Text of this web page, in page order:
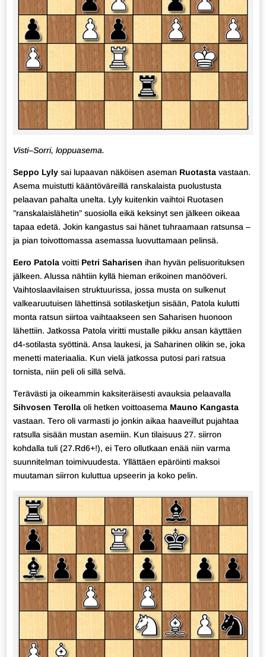
Visti–Sorri, loppuasema.
Seppo Lyly sai lupaavan näköisen aseman Ruotasta vastaan.
Asema muistutti kääntöväreillä ranskalaista puolustusta
pelaavan pahalta unelta. Lyly kuitenkin vaihtoi Ruotasen
”ranskalaislähetin” suosiolla eikä keksinyt sen jälkeen oikeaa
tapaa edetä. Jokin kangastus sai hänet tuhraamaan ratsunsa –
ja pian toivottomassa asemassa luovuttamaan pelinsä.
Eero Patola voitti Petri Saharisen ihan hyvän pelisuorituksen
jälkeen. Alussa nähtiin kyllä hieman erikoinen manööveri.
Vaihtoslaavilaisen struktuurissa, jossa musta on sulkenut
valkearuutuisen lähettinsä sotilasketjun sisään, Patola kulutti
monta ratsun siirtoa vaihtaakseen sen Saharisen huonoon
lähettiin. Jatkossa Patola viritti mustalle pikku ansan käyttäen
d4-sotilasta syöttinä. Ansa laukesi, ja Saharinen olikin se, joka
menetti materiaalia. Kun vielä jatkossa putosi pari ratsua
tornista, niin peli oli sillä selvä.
Terävästi ja oikeammin kaksiteräisesti avauksia pelaavalla
Sihvosen Terolla oli hetken voittoasema Mauno Kangasta
vastaan. Tero oli varmasti jo jonkin aikaa haaveillut pujahtaa
ratsulla sisään mustan asemiin. Kun tilaisuus 27. siirron
kohdalla tuli (27.Rd6+!), ei Tero ollutkaan enää niin varma
suunnitelman toimivuudesta. Yllättäen epäröinti maksoi
muutaman siirron kuluttua upseerin ja koko pelin.